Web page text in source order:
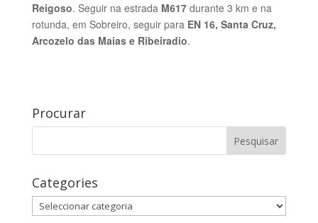
Reigoso. Seguir na estrada M617durante 3 km e na
rotunda, em Sobreiro, seguir para EN 16, Santa Cruz,
Arcozelo das Maias e Ribeiradio.
Procurar
Categories
Categories